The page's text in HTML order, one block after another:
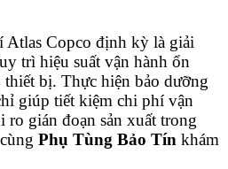
Atlas Copco định kỳ là giải
trì hiệu suất vận hành ổn
bị. Thực hiện bảo dưỡng
giúp tiết kiệm chi phí vận
ro gián đoạn sản xuất trong
Phụ Tùng Bảo Tín khám